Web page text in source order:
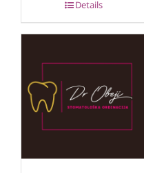
Details